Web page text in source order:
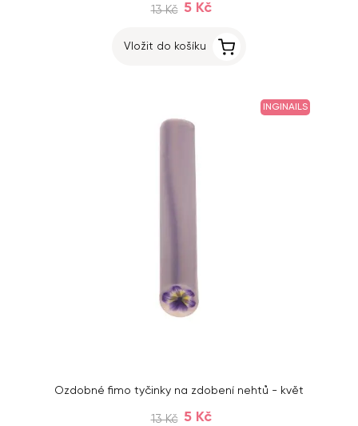
13 Kč 5 Kč
Vložit do košíku
INGINAILS
Ozdobné fimo tyčinky na zdobení nehtů - květ
13 Kč 5 Kč